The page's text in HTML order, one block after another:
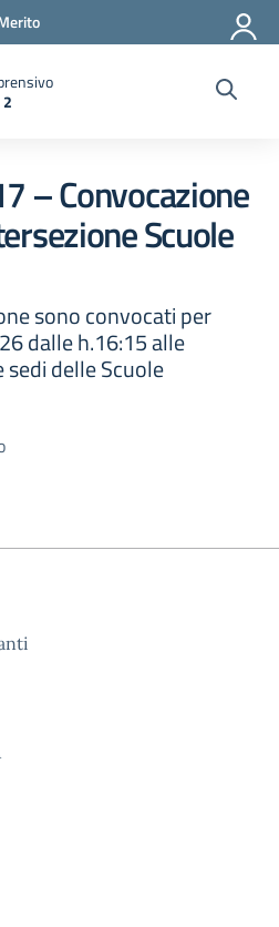
– Convocazione
Scuole
sono convocati per
dalle h.16:15 alle
delle Scuole